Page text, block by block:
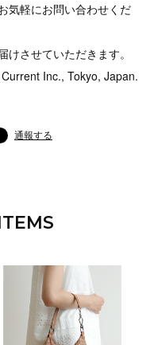
気軽にお問い合わせくだ
させていただきます。
Inc., Tokyo, Japan.
通報する